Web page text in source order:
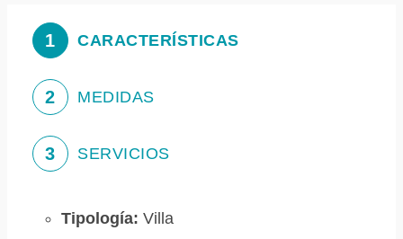
1 CARACTERÍSTICAS
2 MEDIDAS
3 SERVICIOS
Tipología: Villa